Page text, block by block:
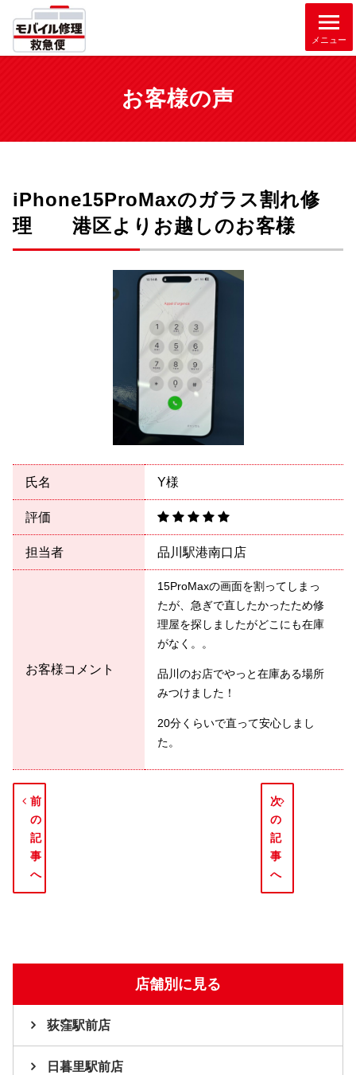
メニュー
お客様の声
iPhone15ProMaxのガラス割れ修
理 港区よりお越しのお客様
氏名 Y様
評価
担当者 品川駅港南口店
お客様コメント
15ProMaxの画面を割ってしまっ
たが、急ぎで直したかったため修
理屋を探しましたがどこにも在庫
がなく。。
品川のお店でやっと在庫ある場所
みつけました！
20分くらいで直って安心しまし
た。
前
の
記
事
へ
次
の
記
事
へ
店舗別に見る
荻窪駅前店
日暮里駅前店